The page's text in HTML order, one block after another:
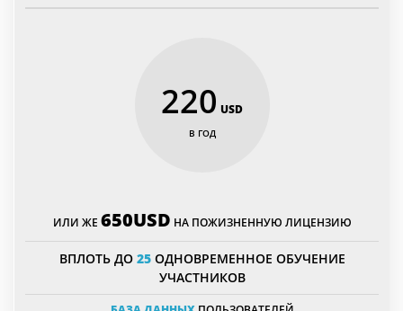
220USD
В ГОД
ИЛИ ЖЕ 650USD НА ПОЖИЗНЕННУЮ ЛИЦЕНЗИЮ
ВПЛОТЬ ДО 25ОДНОВРЕМЕННОЕ ОБУЧЕНИЕ
УЧАСТНИКОВ